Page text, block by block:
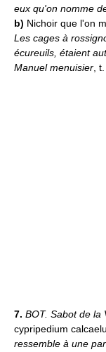
eux qu'on nomme
b) Nichoir que l'on
Les cages à
écureuils, étaient
Manuel menuisier ,
7. BOT. Sabot de la
cypripedium
ressemble à une